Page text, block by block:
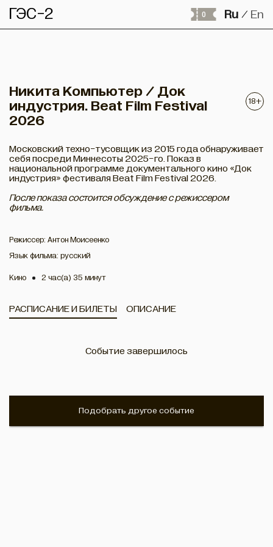
ГЭС-2 0 Ru / En
Никита Компьютер / Док
индустрия. Beat Film Festival
2026
18+
Московский техно-тусовщик из 2015 года обнаруживает
себя посреди Миннесоты 2025-го. Показ в
национальной программе документального кино «Док
индустрия» фестиваля Beat Film Festival 2026.
После показа состоится обсуждение с режиссером
фильма.
Режиссер: Антон Моисеенко
Язык фильма: русский
Кино 2 час(а) 35 минут
РАСПИСАНИЕ И БИЛЕТЫ ОПИСАНИЕ
Событие завершилось
Подобрать другое событие